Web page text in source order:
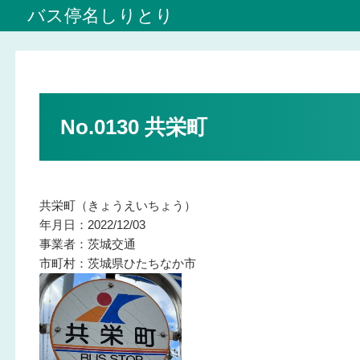
バス停名しりとり
No.0130 共栄町
共栄町（きょうえいちょう）
年月日：2022/12/03
事業者：茨城交通
市町村：茨城県ひたちなか市